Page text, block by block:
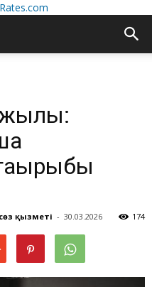
қызметі - 30.03.2026 174